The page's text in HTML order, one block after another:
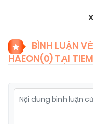
Chapter 1(VIP) 04/01/
BÌNH LUẬN
HAEON(0) TẠI